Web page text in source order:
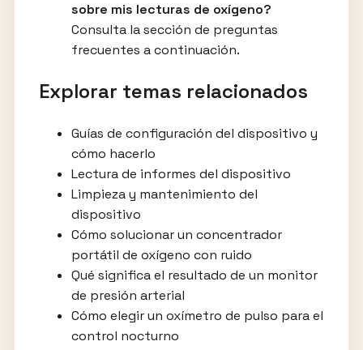
sobre mis lecturas de oxígeno?
Consulta la sección de preguntas
frecuentes a continuación.
Explorar temas relacionados
Guías de configuración del dispositivo y
cómo hacerlo
Lectura de informes del dispositivo
Limpieza y mantenimiento del
dispositivo
Cómo solucionar un concentrador
portátil de oxígeno con ruido
Qué significa el resultado de un monitor
de presión arterial
Cómo elegir un oxímetro de pulso para el
control nocturno